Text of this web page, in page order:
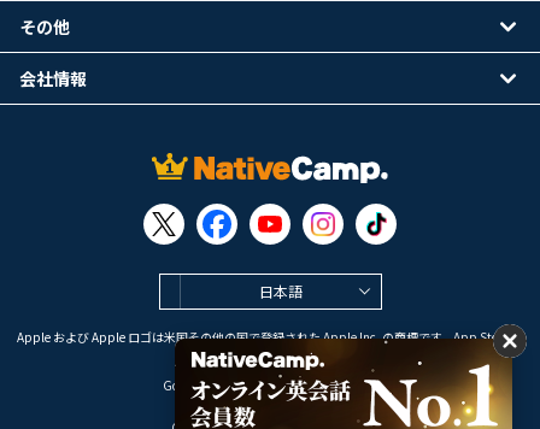
日本語
Apple および Apple ロゴは米国その他の国で登録された Apple Inc. の商標です。App Store は
Apple Inc. のサービスマークです。
Google Play は Google LLC の商標です。
その他
会社情報